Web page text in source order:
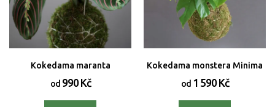
Kokedama maranta
od990 Kč
Kokedama monstera Minima
od1 590 Kč